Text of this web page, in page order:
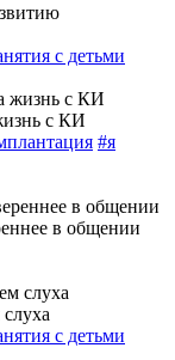
с детьми
с КИ
#я
в общении
с детьми